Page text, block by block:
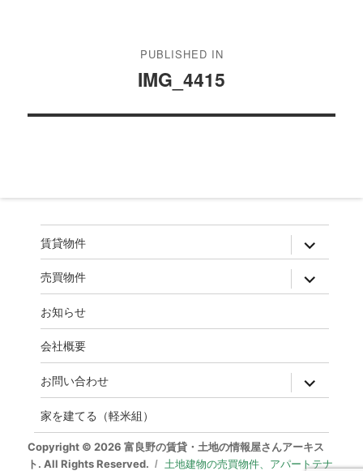
ゲ
ン
PUBLISHED IN
IMG_4415
賃貸物件 expand
child
menu
売買物件 expand
child
menu
お知らせ
会社概要
お問い合わせ expand
child
menu
家を建てる（軽米組）
Copyright © 2026 富良野の賃貸・土地の情報屋さんアーキス
ト. All Rights Reserved.
土地建物の売買物件、アパートテナ